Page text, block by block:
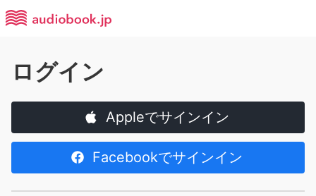
ログイン
Appleでサインイン
Facebookでサインイン